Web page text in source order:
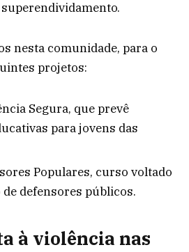
nesta comunidade, para o
projetos:
Segura, que prevê
para jovens das
Populares, curso voltado
de defensores públicos.
à violência nas